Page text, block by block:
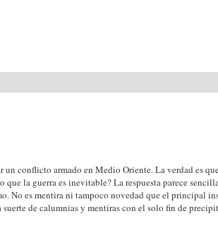
conflicto armado en Medio Oriente. La verdad es
que la guerra es inevitable? La respuesta parece
No es mentira ni tampoco novedad que el principal
de calumnias y mentiras con el solo fin de